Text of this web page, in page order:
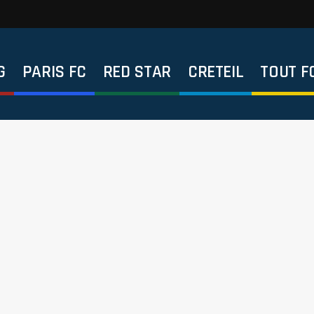
PARIS FC RED STAR CRETEIL TOUT